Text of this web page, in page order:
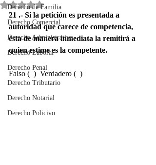
Derecho de Familia
Derecho Comercial
Derecho Administrativo
Derecho Laboral
Derecho Penal
Derecho Tributario
Derecho Notarial
Derecho Policivo
Obtuvo NaN de 5 estrellas.
21 .- Si la petición es presentada a
autoridad que carece de competencia,
ésta de manera inmediata la remitirá a
quien estime es la competente.
Falso (  )  Verdadero (  )